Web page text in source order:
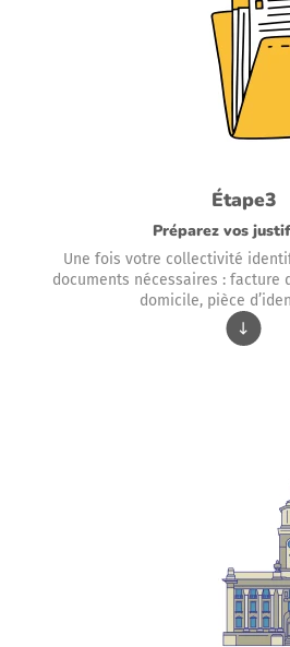
Étape3
Préparez vos
Une fois votre collectivité
documents nécessaires : facture
domicile, pièce